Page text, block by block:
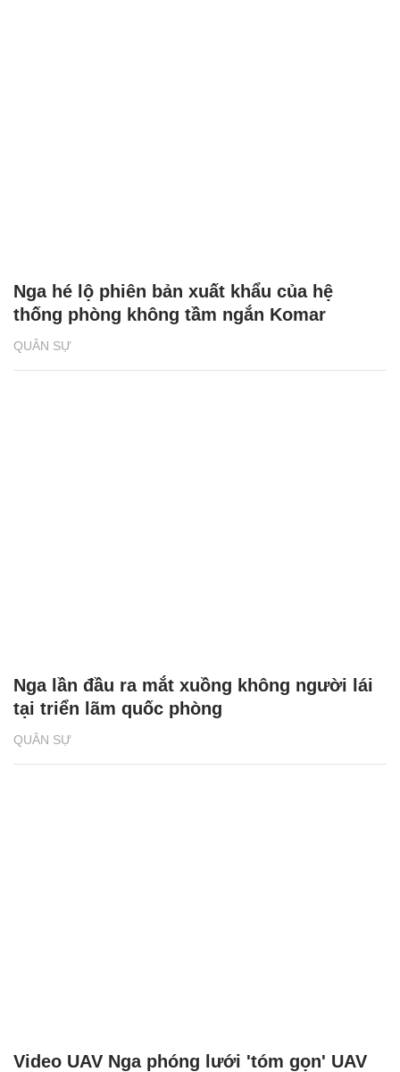
QUÂN SỰ
Nga hé lộ phiên bản xuất khẩu của hệ
thống phòng không tầm ngắn Komar
QUÂN SỰ
Nga lần đầu ra mắt xuồng không người lái
tại triển lãm quốc phòng
Video UAV Nga phóng lưới 'tóm gọn' UAV